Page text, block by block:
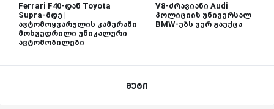
Ferrari F40-დან Toyota
Supra-მდე |
ავტომოყვარულის კამერაში
მოხვედრილი უნიკალური
ავტომობილები
V8-ძრავიანი Audi
პოლიციის უნივერსალ
BMW-ებს ვერ გაექცა
მეტი